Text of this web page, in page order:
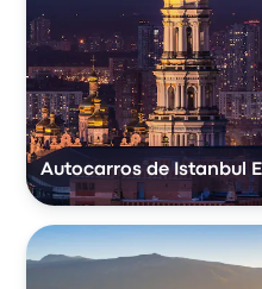
Autocarros de Istanbul